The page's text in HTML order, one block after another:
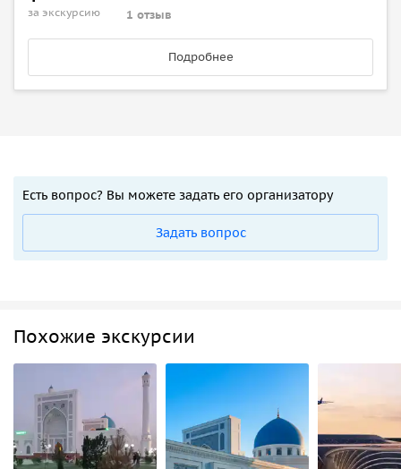
за экскурсию 1 отзыв
Подробнее
Есть вопрос? Вы можете задать его организатору
Задать вопрос
Похожие экскурсии